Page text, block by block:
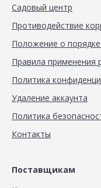
Садовый центр
Противодействие
Положение о
Правила применения
Политика
Удаление аккаунта
Политика
Контакты
Поставщикам